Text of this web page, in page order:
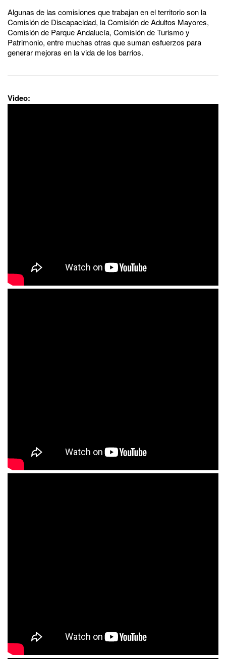
Algunas de las comisiones que trabajan en el territorio son la
Comisión de Discapacidad, la Comisión de Adultos Mayores,
Comisión de Parque Andalucía, Comisión de Turismo y
Patrimonio, entre muchas otras que suman esfuerzos para
generar mejoras en la vida de los barrios.
Video: